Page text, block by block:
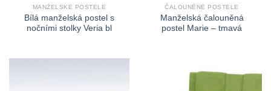
MANŽELSKÉ POSTELE
Bílá manželská postel s
nočními stolky Veria bl
ČALOUNĚNÉ POSTELE
Manželská čalouněná
postel Marie – tmavá